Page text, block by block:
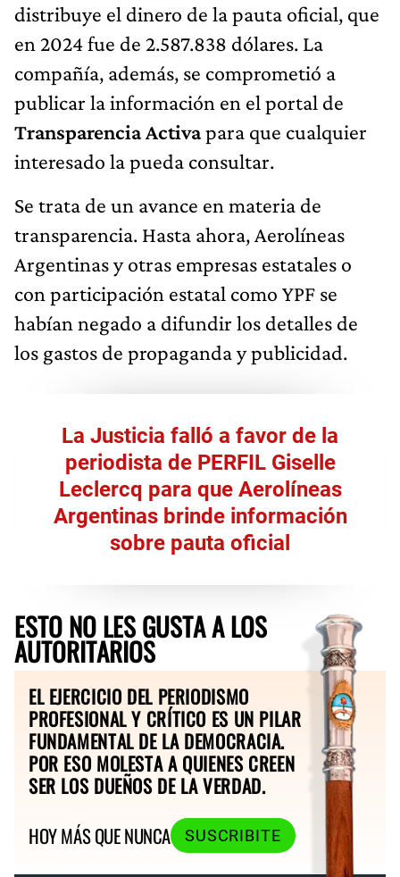
distribuye el dinero de la pauta oficial, que
en 2024 fue de 2.587.838 dólares. La
compañía, además, se comprometió a
publicar la información en el portal de
Transparencia Activapara que cualquier
interesado la pueda consultar.
Se trata de un avance en materia de
transparencia. Hasta ahora, Aerolíneas
Argentinas y otras empresas estatales o
con participación estatal como YPF se
habían negado a difundir los detalles de
los gastos de propaganda y publicidad.
La Justicia falló a favor de la
periodista de PERFIL Giselle
Leclercq para que Aerolíneas
Argentinas brinde información
sobre pauta oficial
ESTO NO LES GUSTA A LOS
AUTORITARIOS
EL EJERCICIO DEL PERIODISMO
PROFESIONAL Y CRÍTICO ES UN PILAR
FUNDAMENTAL DE LA DEMOCRACIA.
POR ESO MOLESTA A QUIENES CREEN
SER LOS DUEÑOS DE LA VERDAD.
HOY MÁS QUE NUNCA
SUSCRIBITE